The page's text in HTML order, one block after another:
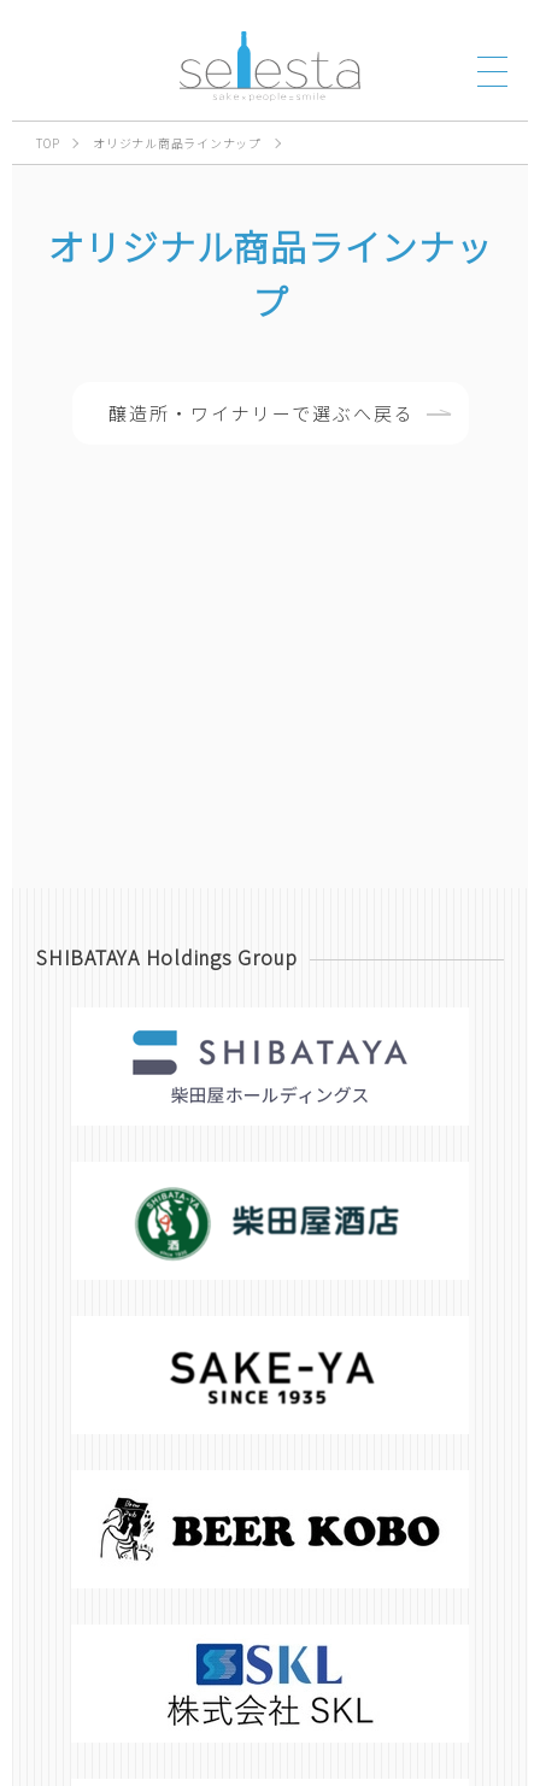
TOP オリジナル商品ラインナップ
オリジナル商品ラインナッ
プ
醸造所・ワイナリーで選ぶへ戻る
SHIBATAYA Holdings Group